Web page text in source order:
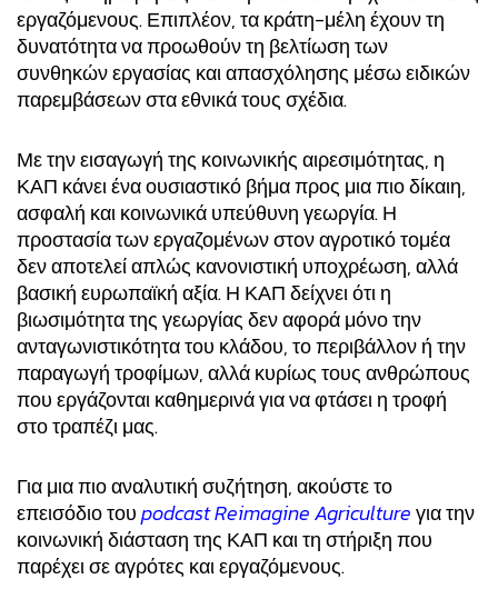
εργαζόμενους. Επιπλέον, τα κράτη-μέλη έχουν τη
δυνατότητα να προωθούν τη βελτίωση των
συνθηκών εργασίας και απασχόλησης μέσω ειδικών
παρεμβάσεων στα εθνικά τους σχέδια.
Με την εισαγωγή της κοινωνικής αιρεσιμότητας, η
ΚΑΠ κάνει ένα ουσιαστικό βήμα προς μια πιο δίκαιη,
ασφαλή και κοινωνικά υπεύθυνη γεωργία. Η
προστασία των εργαζομένων στον αγροτικό τομέα
δεν αποτελεί απλώς κανονιστική υποχρέωση, αλλά
βασική ευρωπαϊκή αξία. Η ΚΑΠ δείχνει ότι η
βιωσιμότητα της γεωργίας δεν αφορά μόνο την
ανταγωνιστικότητα του κλάδου, το περιβάλλον ή την
παραγωγή τροφίμων, αλλά κυρίως τους ανθρώπους
που εργάζονται καθημερινά για να φτάσει η τροφή
στο τραπέζι μας.
Για μια πιο αναλυτική συζήτηση, ακούστε το
επεισόδιο τουpodcast Reimagine Agricultureγια την
κοινωνική διάσταση της ΚΑΠ και τη στήριξη που
παρέχει σε αγρότες και εργαζόμενους.